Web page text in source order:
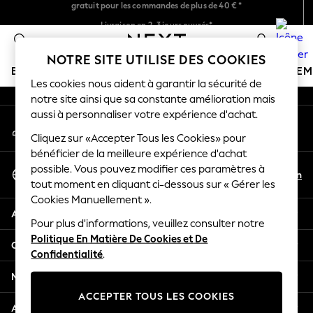
Livraison en 2-3 jours ouvrés*
Retours faciles*
BOUTIQUE VACANCES
HOLIDAY SHOP
Women's Holiday Shop
All Swimwear
All Beachwear
Bags & Accessories
Beach Dresses & Kaftans
Dresses
Flip Flops
Sliders
Jumpsuits & Playsuits
Linen Collection
Sandals
An error occurred on client
Nos réseaux sociaux
Mon compte
Connexion à votre compte
Sélectionnez Votre Langue
Français
En
Aide
Confidentialité et mentions légales
Ministères
Autres services
NOTRE SITE UTILISE DES COOKIES
Les cookies nous aident à garantir la sécurité de
notre site ainsi que sa constante amélioration mais
aussi à personnaliser votre expérience d'achat.
Cliquez sur «Accepter Tous les Cookies» pour
bénéficier de la meilleure expérience d'achat
possible. Vous pouvez modifier ces paramètres à
tout moment en cliquant ci-dessous sur « Gérer les
Cookies Manuellement ».
Pour plus d'informations, veuillez consulter notre
Politique En Matière De Cookies et De
Confidentialité.
ACCEPTER TOUS LES COOKIES